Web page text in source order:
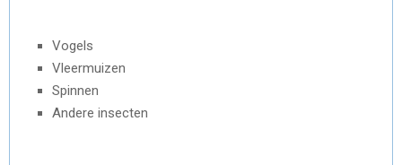
Vogels
Vleermuizen
Spinnen
Andere insecten